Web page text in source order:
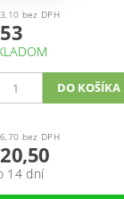
bez DPH
bez DPH
14 dní